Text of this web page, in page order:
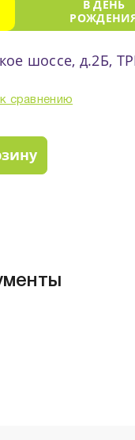
В ДЕНЬ
шоссе, д.2Б,
сравнению